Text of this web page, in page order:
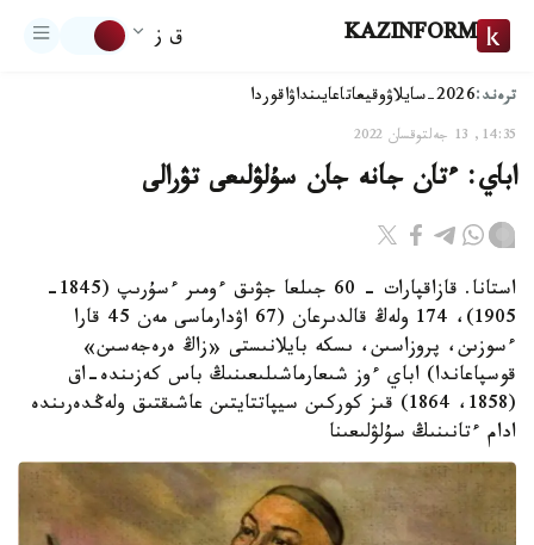
KAZINFORM ق ز
ترەند:2026-سايلاۋ وقيعاتاعايىنداۋاقوردا
14:35, 13 جەلتوقسان 2022
اباي: ءتان جانە جان سۇلۋلىعى تۋرالى
استانا. قازاقپارات - 60 جىلعا جۋىق ءومىر ءسۇرىپ (1845-
1905)، 174 ولەڭ قالدىرعان (67 اۋدارماسى مەن 45 قارا
ءسوزىن، پروزاسىن، ىسكە بايلانىستى «زاڭ ەرەجەسىن»
قوسپاعاندا) اباي ءوز شىعارماشىلىعىنىڭ باس كەزىندە-اق
(1858، 1864) قىز كوركىن سيپاتتايتىن عاشىقتىق ولەڭدەرىندە
ادام ءتانىنىڭ سۇلۋلىعىنا